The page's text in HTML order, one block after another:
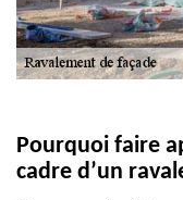
Pourquoi faire
cadre d’un